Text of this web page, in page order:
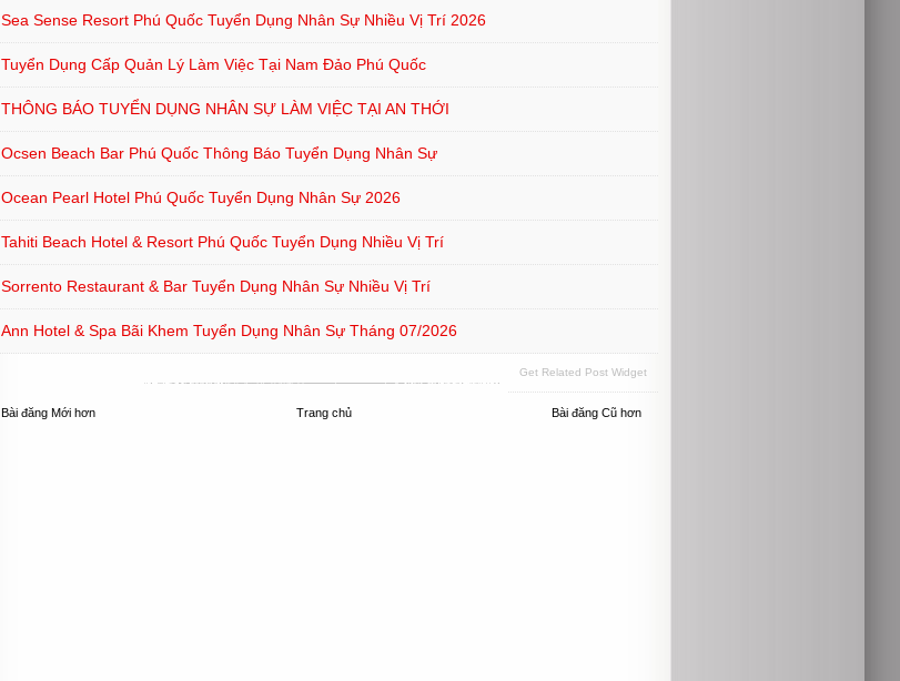
Sea Sense Resort Phú Quốc Tuyển Dụng Nhân Sự Nhiều Vị Trí 2026
Tuyển Dụng Cấp Quản Lý Làm Việc Tại Nam Đảo Phú Quốc
THÔNG BÁO TUYỂN DỤNG NHÂN SỰ LÀM VIỆC TẠI AN THỚI
Ocsen Beach Bar Phú Quốc Thông Báo Tuyển Dụng Nhân Sự
Ocean Pearl Hotel Phú Quốc Tuyển Dụng Nhân Sự 2026
Tahiti Beach Hotel & Resort Phú Quốc Tuyển Dụng Nhiều Vị Trí
Sorrento Restaurant & Bar Tuyển Dụng Nhân Sự Nhiều Vị Trí
Ann Hotel & Spa Bãi Khem Tuyển Dụng Nhân Sự Tháng 07/2026
Get Related Post Widget
Bài đăng Mới hơn Bài đăng Cũ hơn
Trang chủ